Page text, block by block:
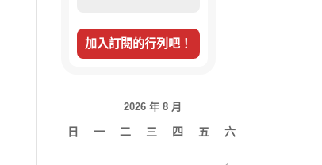
2026 年 8 月
日 一 二 三 四 五 六